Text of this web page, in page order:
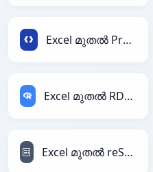
Excel മുതൽ Protobuf
Excel മുതൽ RDataFrame
Excel മുതൽ reStructuredText